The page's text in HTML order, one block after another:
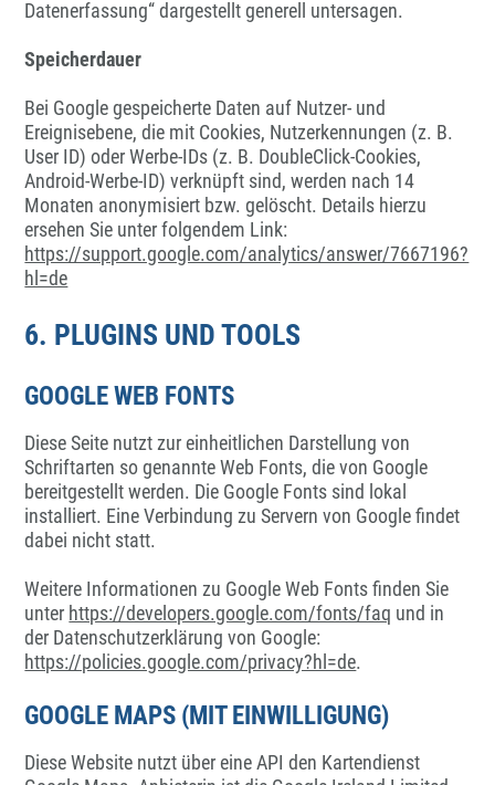
Datenerfassung“ dargestellt generell untersagen.
Speicherdauer
Bei Google gespeicherte Daten auf Nutzer- und
Ereignisebene, die mit Cookies, Nutzerkennungen (z. B.
User ID) oder Werbe-IDs (z. B. DoubleClick-Cookies,
Android-Werbe-ID) verknüpft sind, werden nach 14
Monaten anonymisiert bzw. gelöscht. Details hierzu
ersehen Sie unter folgendem Link:
https://support.google.com/analytics/answer/7667196?
hl=de
6. PLUGINS UND TOOLS
GOOGLE WEB FONTS
Diese Seite nutzt zur einheitlichen Darstellung von
Schriftarten so genannte Web Fonts, die von Google
bereitgestellt werden. Die Google Fonts sind lokal
installiert. Eine Verbindung zu Servern von Google findet
dabei nicht statt.
Weitere Informationen zu Google Web Fonts finden Sie
unter https://developers.google.com/fonts/faq und in
der Datenschutzerklärung von Google:
https://policies.google.com/privacy?hl=de.
GOOGLE MAPS (MIT EINWILLIGUNG)
Diese Website nutzt über eine API den Kartendienst